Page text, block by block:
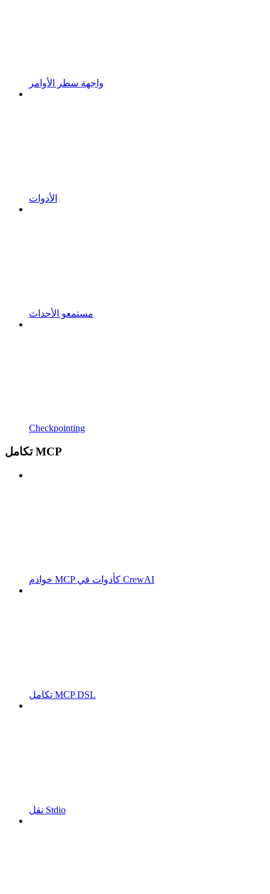
واجهة سطر الأوامر
الأدوات
مستمعو الأحداث
Checkpointing
تكامل MCP
خوادم MCP كأدوات في CrewAI
تكامل MCP DSL
نقل Stdio